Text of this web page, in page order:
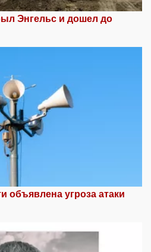
Энгельс и дошел до
объявлена угроза атаки